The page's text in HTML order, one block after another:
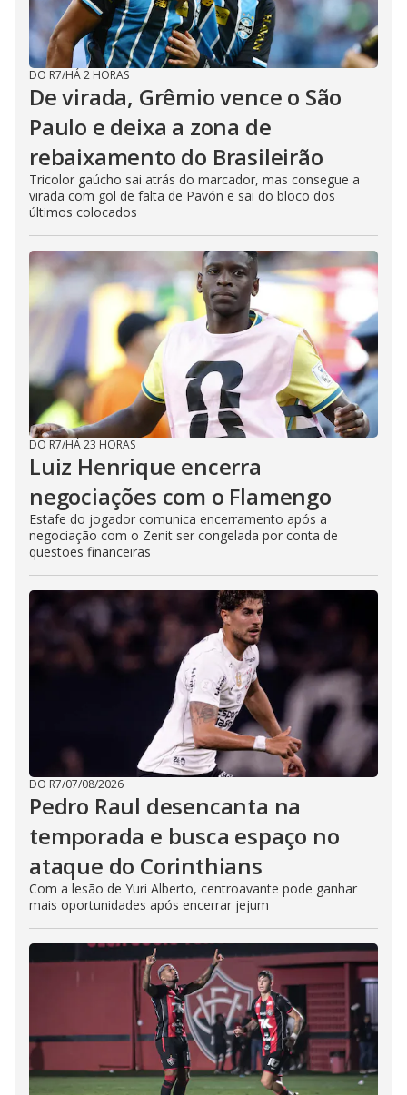
DO R7/HÁ 2 HORAS
De virada, Grêmio vence o São
Paulo e deixa a zona de
rebaixamento do Brasileirão
Tricolor gaúcho sai atrás do marcador, mas consegue a
virada com gol de falta de Pavón e sai do bloco dos
últimos colocados
DO R7/HÁ 23 HORAS
Luiz Henrique encerra
negociações com o Flamengo
Estafe do jogador comunica encerramento após a
negociação com o Zenit ser congelada por conta de
questões financeiras
DO R7/07/08/2026
Pedro Raul desencanta na
temporada e busca espaço no
ataque do Corinthians
Com a lesão de Yuri Alberto, centroavante pode ganhar
mais oportunidades após encerrar jejum